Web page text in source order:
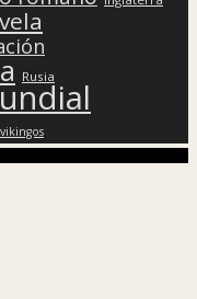
Rusia
vikingos